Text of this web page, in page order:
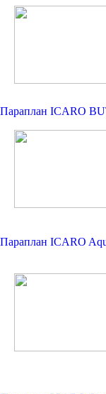
Параплан ICARO
Параплан ICARO